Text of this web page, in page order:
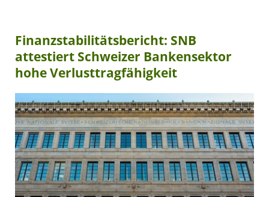
Finanzstabilitätsbericht: SNB
attestiert Schweizer Bankensektor
hohe Verlusttragfähigkeit